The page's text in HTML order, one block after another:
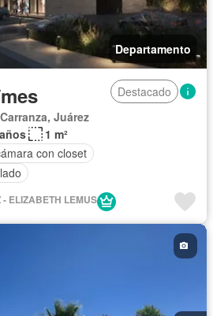
Departamento
Destacado
Juárez
1 m²
con closet
ELIZABETH LEMUS